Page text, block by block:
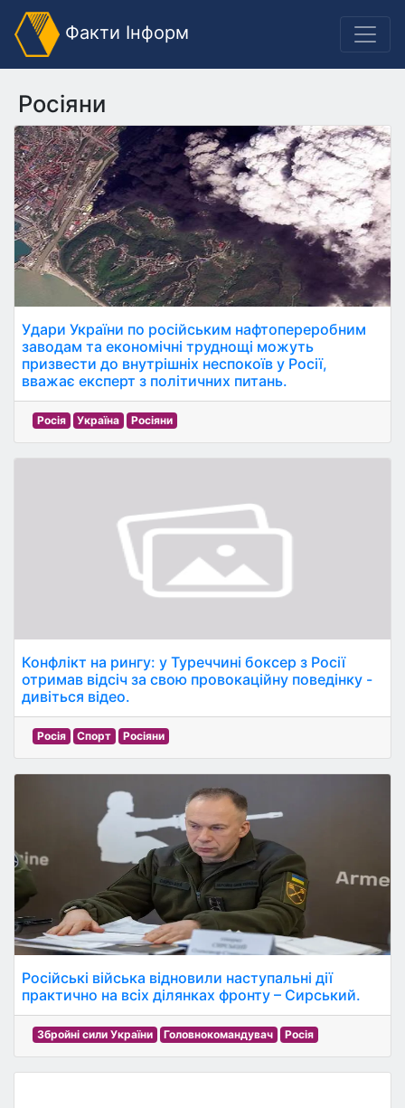
Факти Інформ
Росіяни
Удари України по російським нафтопереробним
заводам та економічні труднощі можуть
призвести до внутрішніх неспокоїв у Росії,
вважає експерт з політичних питань.
Росія Україна Росіяни
Конфлікт на рингу: у Туреччині боксер з Росії
отримав відсіч за свою провокаційну поведінку -
дивіться відео.
Росія Спорт Росіяни
Російські війська відновили наступальні дії
практично на всіх ділянках фронту – Сирський.
Збройні сили України Головнокомандувач Росія